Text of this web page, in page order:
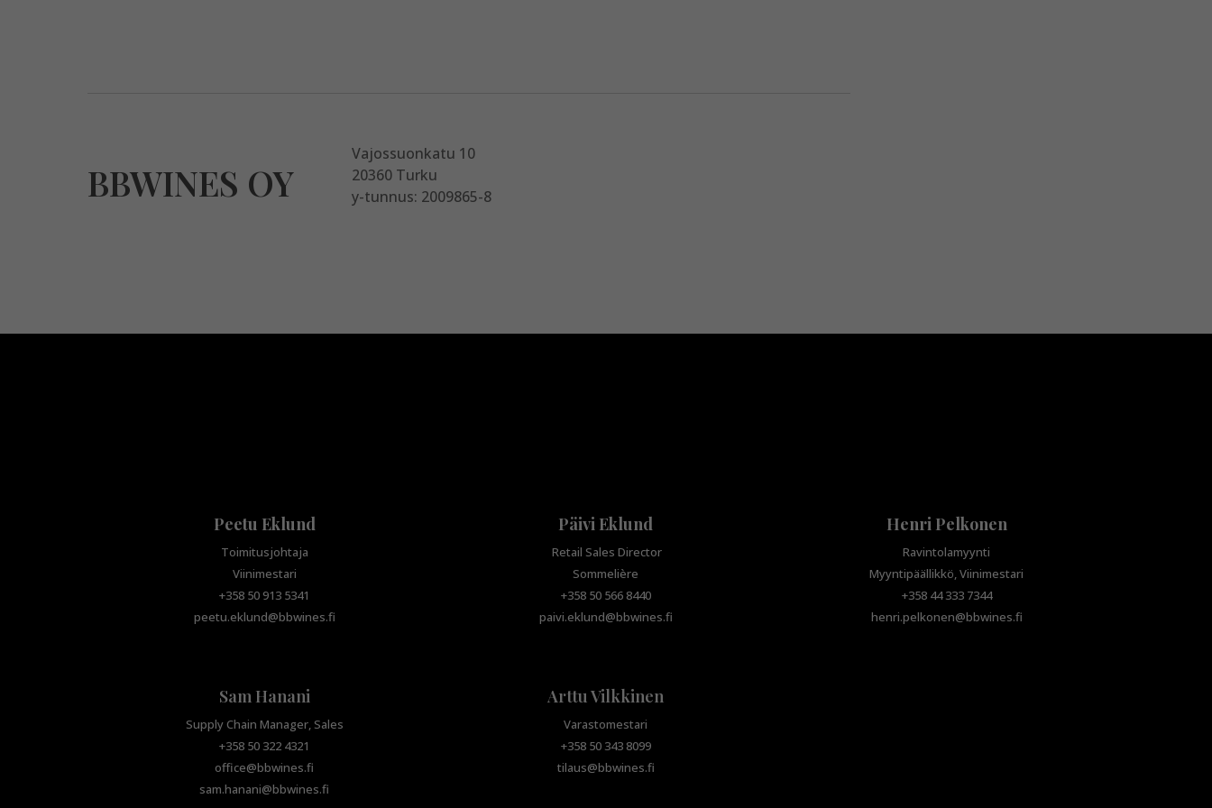
BBWINES OY
Vajossuonkatu 10
20360 Turku
y-tunnus: 2009865-8
Peetu Eklund
Toimitusjohtaja
Viinimestari
+358 50 913 5341
peetu.eklund@bbwines.fi
Päivi Eklund
Retail Sales Director
Sommelière
+358 50 566 8440
paivi.eklund@bbwines.fi
Henri Pelkonen
Ravintolamyynti
Myyntipäällikkö, Viinimestari
+358 44 333 7344
henri.pelkonen@bbwines.fi
Sam Hanani
Supply Chain Manager, Sales
+358 50 322 4321
office@bbwines.fi
sam.hanani@bbwines.fi
Arttu Vilkkinen
Varastomestari
+358 50 343 8099
tilaus@bbwines.fi